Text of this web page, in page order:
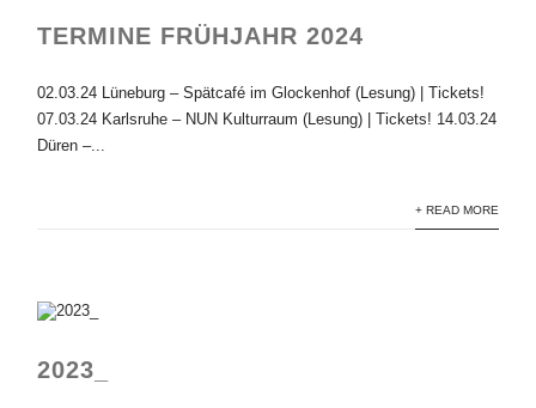
TERMINE FRÜHJAHR 2024
02.03.24 Lüneburg – Spätcafé im Glockenhof (Lesung) | Tickets!
07.03.24 Karlsruhe – NUN Kulturraum (Lesung) | Tickets! 14.03.24
Düren –...
+ READ MORE
2023_